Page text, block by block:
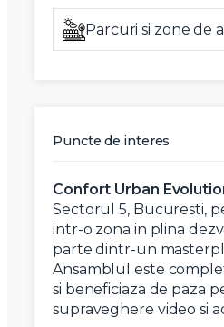
Parcuri si zone de
Puncte de interes
Confort Urban
Sectorul 5, Bucuresti,
intr-o zona in plina
parte dintr-un
Ansamblul este
si beneficiaza de paza
supraveghere video si